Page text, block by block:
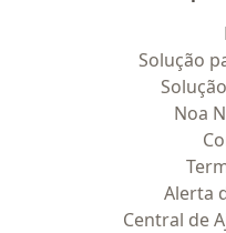
Solução
Noa
Alerta
Central de